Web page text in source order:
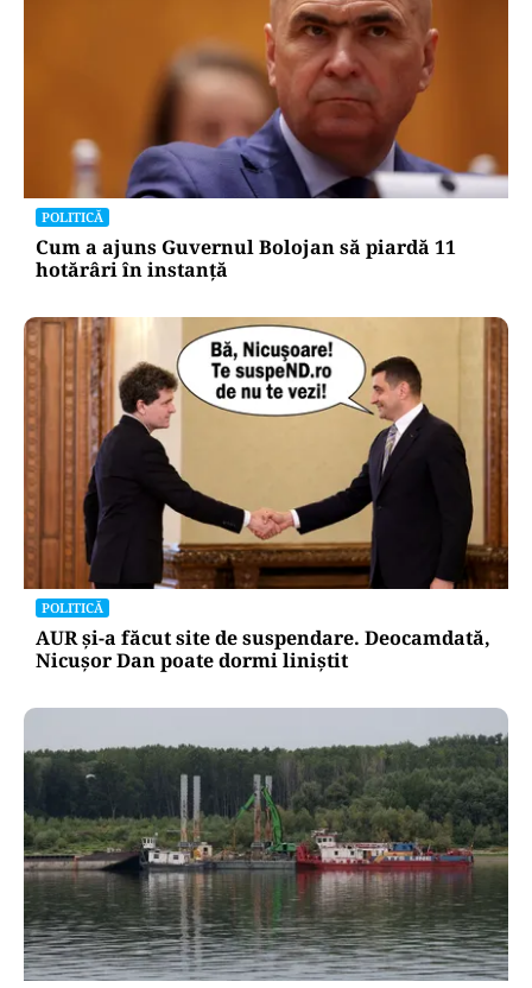
POLITICĂ
Cum a ajuns Guvernul Bolojan să piardă 11
hotărâri în instanță
POLITICĂ
AUR și-a făcut site de suspendare. Deocamdată,
Nicușor Dan poate dormi liniștit